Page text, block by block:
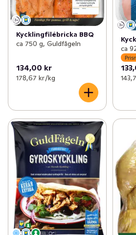
✓ Korv (154)
✓ Bullar, biffar & nuggets
✓ Delikatesschark
Blodpudding & sylta (7)
✓ Kalkon (10)
✓ Anka (3)
Kycklingfilébricka BBQ
ca 750 g, Guldfågeln
134,00 kr
178,67 kr /kg
ca